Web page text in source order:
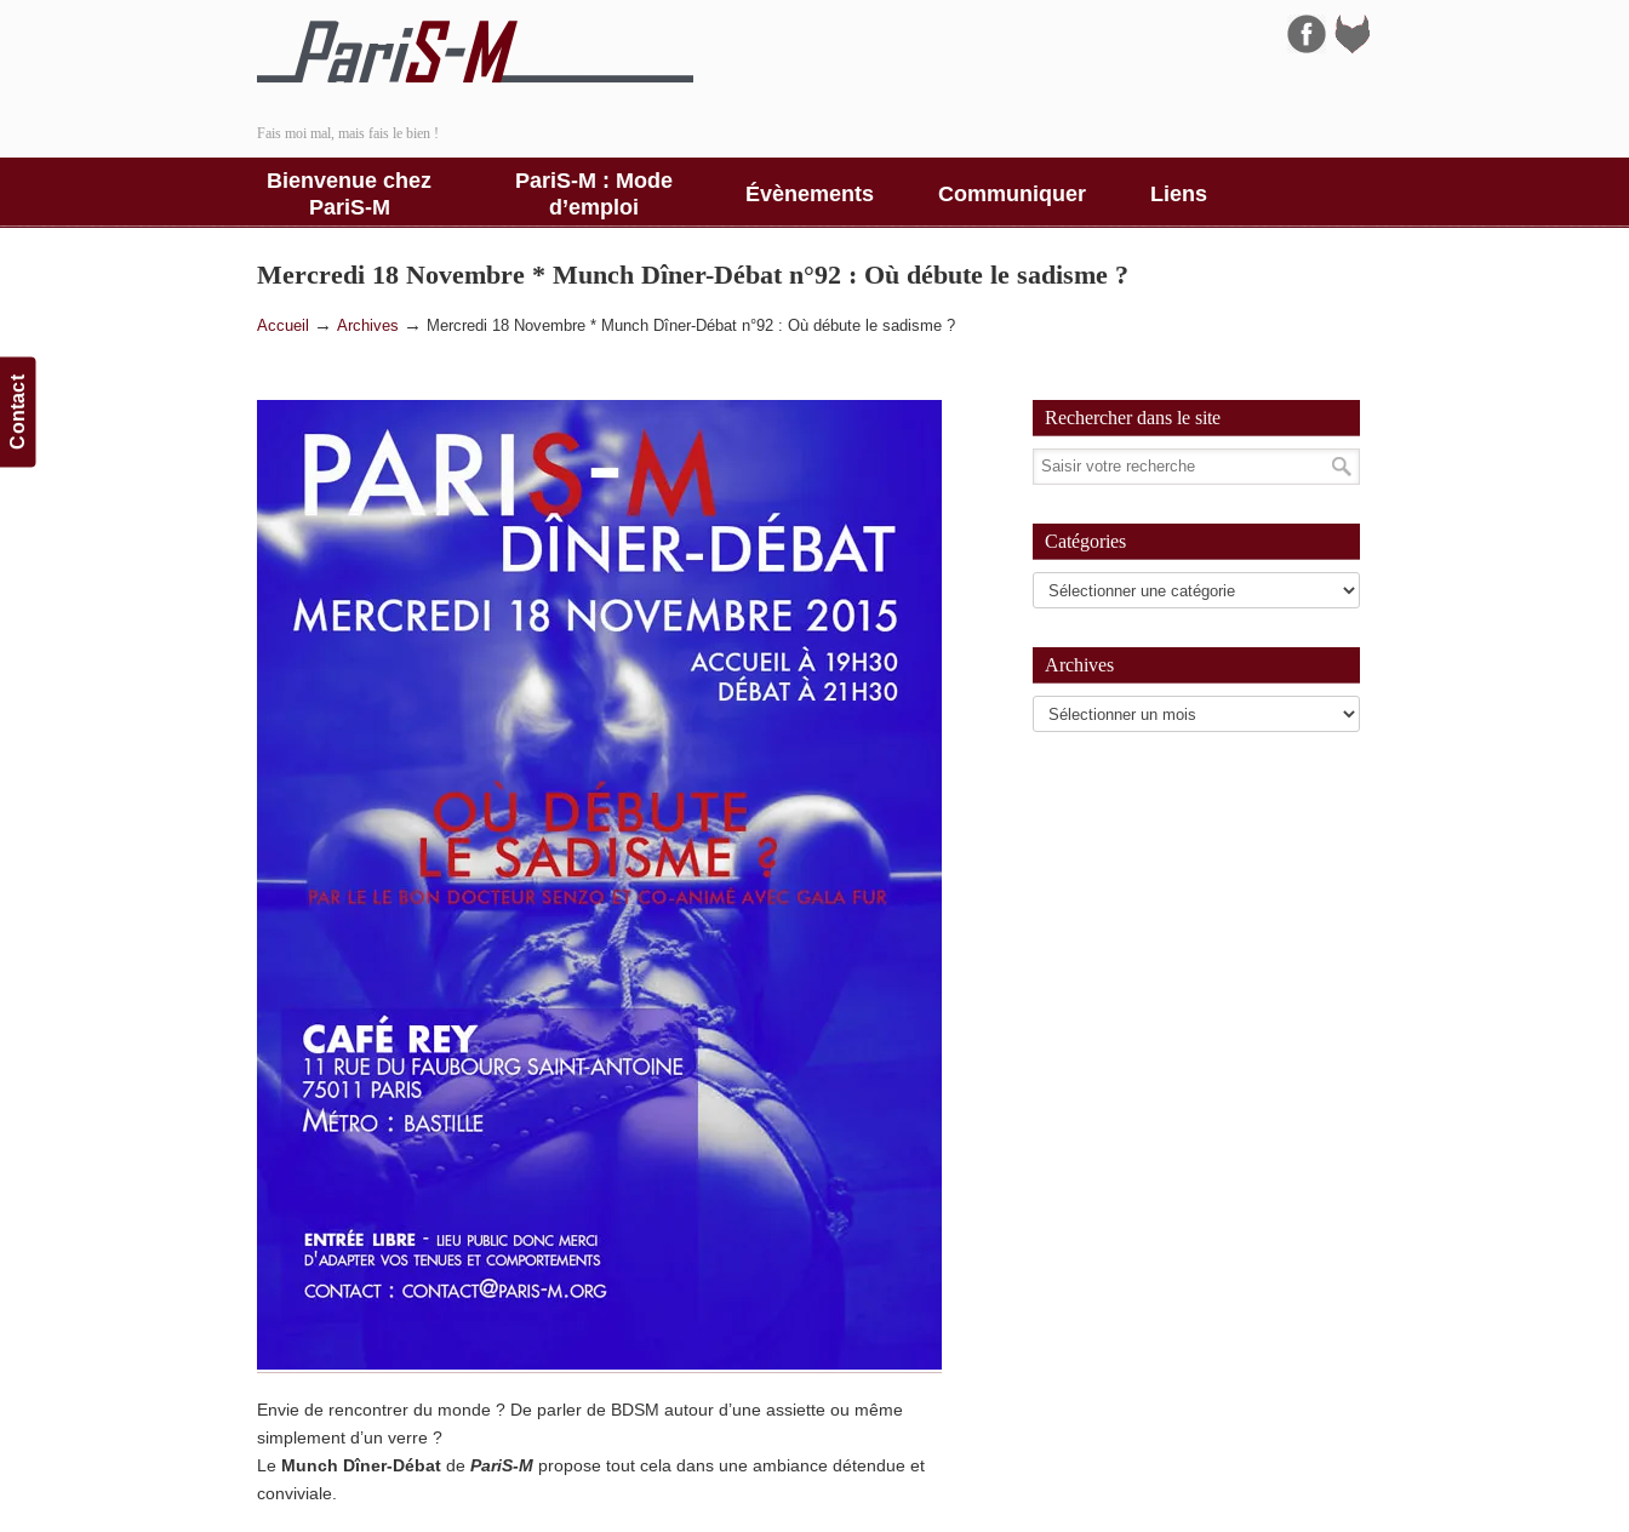
Contact
Fais moi mal, mais fais le bien !
Bienvenue chez
PariS-M
PariS-M : Mode
d’emploi
Évènements Communiquer Liens
Navigation
Mercredi 18 Novembre * Munch Dîner-Débat n°92 : Où débute le sadisme ?
Accueil → Archives → Mercredi 18 Novembre * Munch Dîner-Débat n°92 : Où débute le sadisme ?
Envie de rencontrer du monde ? De parler de BDSM autour d’une assiette ou même
simplement d’un verre ?
Le Munch Dîner-Débat de PariS-M propose tout cela dans une ambiance détendue et
conviviale.
Rechercher dans le site
Catégories
Archives
Archives